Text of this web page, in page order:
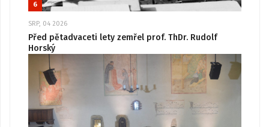
6
SRP, 04 2026
Před pětadvaceti lety zemřel prof. ThDr. Rudolf
Horský